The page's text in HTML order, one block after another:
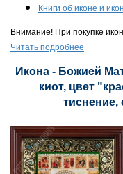
Книги об иконе и
Внимание! При покупке
Читать подробнее
Икона - Божией
киот, цвет
тиснение,